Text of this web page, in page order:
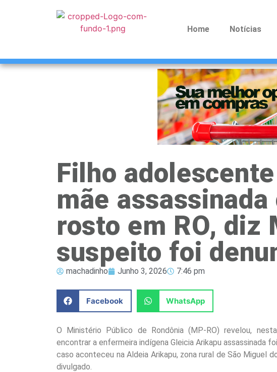
Home Notícias
Filho
mãe
rosto em RO, diz
suspeito foi
machadinho Junho 3, 2026 7:46 pm
Facebook WhatsApp
O Ministério Público de Rondônia (MP-RO) revelou,
encontrar a enfermeira indígena Gleicia Arikapu assassinada
caso aconteceu na Aldeia Arikapu, zona rural de São Miguel
divulgado.